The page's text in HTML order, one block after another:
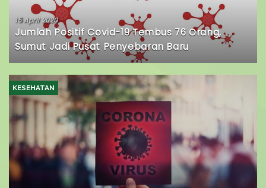
15 April 2020
Jumlah Positif Covid-19 Tembus 76 Orang,
Sumut Jadi Pusat Penyebaran Baru
KESEHATAN